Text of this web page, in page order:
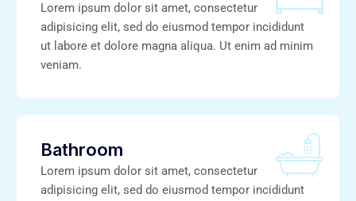
Lorem ipsum dolor sit amet, consectetur
adipisicing elit, sed do eiusmod tempor incididunt
ut labore et dolore magna aliqua. Ut enim ad minim
veniam.
Bathroom
Lorem ipsum dolor sit amet, consectetur
adipisicing elit, sed do eiusmod tempor incididunt